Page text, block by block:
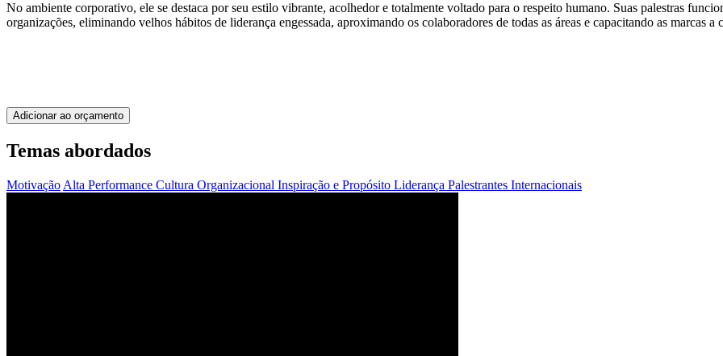
No ambiente corporativo, ele se destaca por seu estilo vibrante, acolhedor e totalmente voltado para o respeito humano. Suas palestras
organizações, eliminando velhos hábitos de liderança engessada, aproximando os colaboradores de todas as áreas e capacitando as marcas
Adicionar ao orçamento
Temas abordados
Motivação Alta Performance Cultura Organizacional Inspiração e Propósito Liderança Palestrantes Internacionais